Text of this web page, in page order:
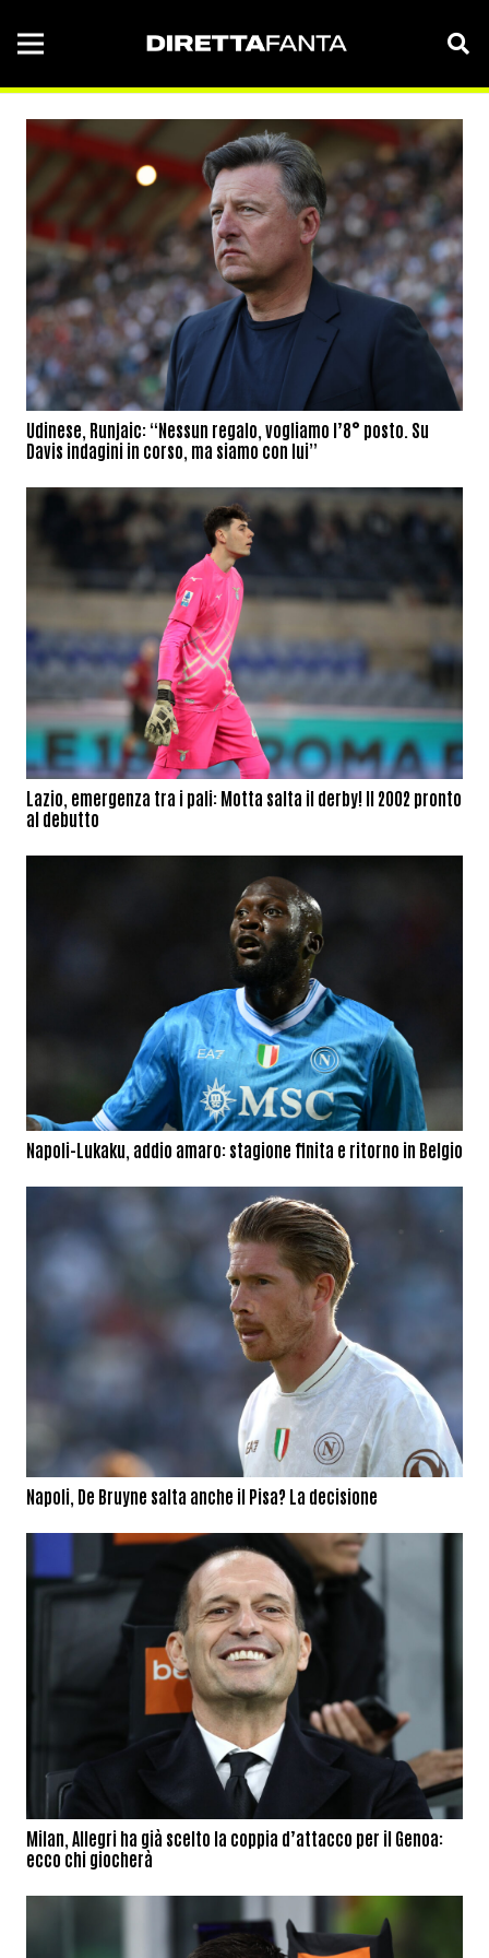
Udinese, Runjaic: “Nessun regalo, vogliamo l’8° posto. Su
Davis indagini in corso, ma siamo con lui”
Lazio, emergenza tra i pali: Motta salta il derby! Il 2002 pronto
al debutto
Napoli-Lukaku, addio amaro: stagione finita e ritorno in Belgio
Napoli, De Bruyne salta anche il Pisa? La decisione
Milan, Allegri ha già scelto la coppia d’attacco per il Genoa:
ecco chi giocherà